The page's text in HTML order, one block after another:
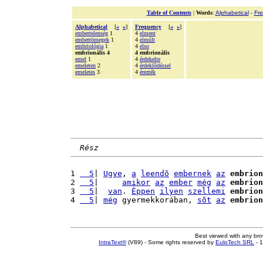
Table of Contents| Words: Alphabetical-
Alphabetical [« »]
embertelenség 1
embertömegek 1
embriológia 1
embrionális 4
emel 1
emeleten 2
emeletes 3
Frequency [« »]
4 elment
4 elmúlt
4 elso
4 embrionális
4 érdekelte
4 érdeklõdéssel
4 érezték
Rész
1
  5
Ugye , a leendõ embernek az
2
  5
amikor az ember még az
3
  5
van . Éppen ilyen szellemi
4
  5
még gyermekkorában, sõt az
Best viewed with any
IntraText®(V89) - Some rights reserved by EuloTech SRL -